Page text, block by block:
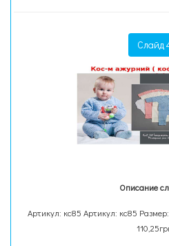
Слайд
Описание
Артикул: кс85 Артикул: кс85